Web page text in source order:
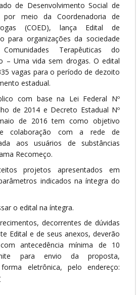
de Desenvolvimento Social de
por meio da Coordenadoria de
(COED), lança Edital de
para organizações da sociedade
Terapêuticas do
– Uma vida sem drogas. O edital
vagas para o período de dezoito
estadual.
com base na Lei Federal Nº
de 2014 e Decreto Estadual Nº
de 2016 tem como objetivo
colaboração com a rede de
aos usuários de substâncias
Recomeço.
projetos apresentados em
indicados na íntegra do
o edital na íntegra.
decorrentes de dúvidas
Edital e de seus anexos, deverão
antecedência mínima de 10
para envio da proposta,
eletrônica, pelo endereço: